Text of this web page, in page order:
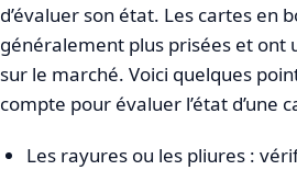
d’évaluer son état. Les cartes en
généralement plus prisées et ont
sur le marché. Voici quelques
compte pour évaluer l’état d’une
Les rayures ou les pliures :